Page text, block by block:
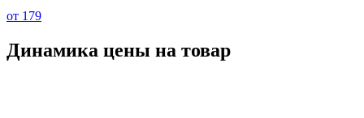
от 179
Динамика цены на товар